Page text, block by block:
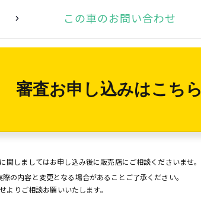
この車のお問い合わせ
審査お申し込みはこちら
しましてはお申し込み後に販売店にご相談くださいませ。
の内容と変更となる場合があることご了承ください。
りご相談お願いいたします。